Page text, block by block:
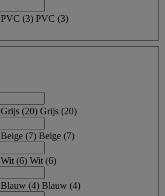
PVC (3) PVC (3)
Grijs (20) Grijs (20)
Beige (7) Beige (7)
Wit (6) Wit (6)
Blauw (4) Blauw (4)